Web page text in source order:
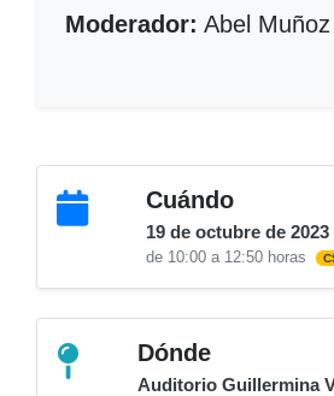
Moderador: Abel
Cuándo
19 de octubre de 2023
de 10:00 a 12:50 horas
Dónde
Auditorio Guillermina